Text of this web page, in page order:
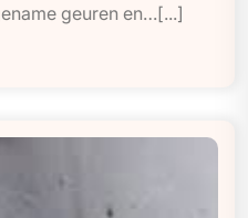
geuren en…[...]